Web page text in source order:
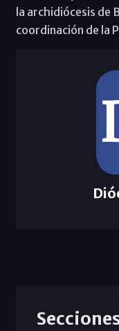
la archidiócesis de
coordinación de la